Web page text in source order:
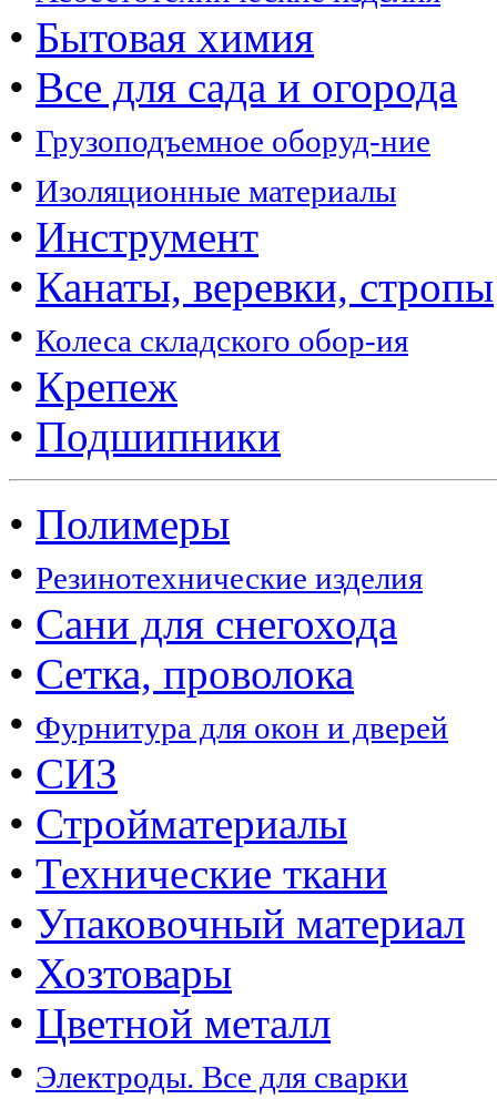
• Бытовая химия
• Все для сада и огорода
• Грузоподъемное оборуд-ние
• Изоляционные материалы
• Инструмент
• Канаты, веревки, стропы
• Колеса складского обор-ия
• Крепеж
• Подшипники
• Полимеры
• Резинотехнические изделия
• Сани для снегохода
• Сетка, проволока
• Фурнитура для окон и дверей
• СИЗ
• Стройматериалы
• Технические ткани
• Упаковочный материал
• Хозтовары
• Цветной металл
• Электроды. Все для сварки